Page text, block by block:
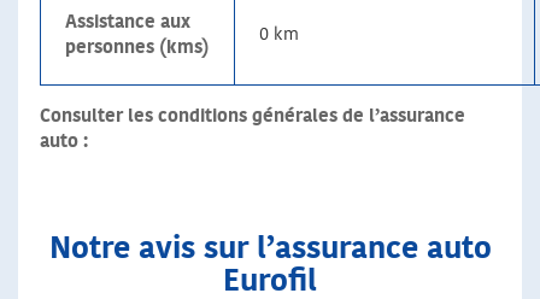
Assistance aux
personnes (kms)
0 km
Consulter les conditions générales de l’assurance
auto :
Notre avis sur l’assurance auto
Eurofil